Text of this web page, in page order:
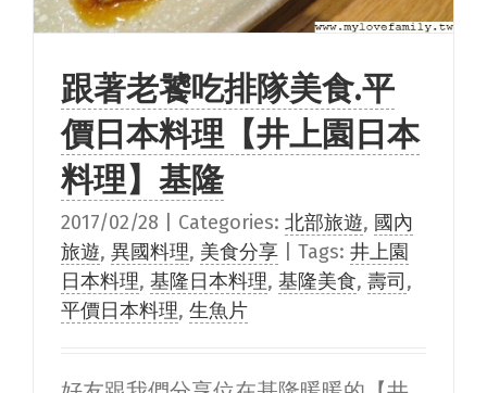
跟著老饕吃排隊美食.平
價日本料理【井上園日本
料理】基隆
2017/02/28 Categories: 北部旅遊, 國內
旅遊, 異國料理, 美食分享 Tags: 井上園
日本料理, 基隆日本料理, 基隆美食, 壽司,
平價日本料理, 生魚片